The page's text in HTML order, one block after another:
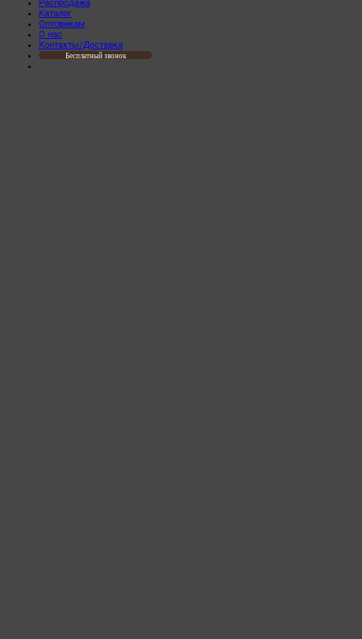
Распродажа
Каталог
Оптовикам
О нас
Контакты/Доставка
Бесплатный звонок